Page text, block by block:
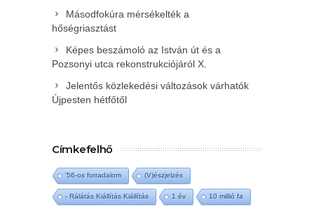
Másodfokúra mérsékelték a
hőségriasztást
Képes beszámoló az István út és a
Pozsonyi utca rekonstrukciójáról X.
Jelentős közlekedési változások várhatók
Újpesten hétfőtől
Címkefelhő
'56-os forradalom (V)észjelzés
- Rálátás Kiállítás Kiállítás 1 év 10 millió fa